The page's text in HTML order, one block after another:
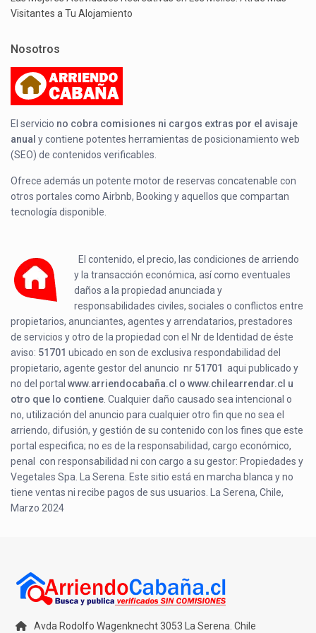
Visitantes a Tu Alojamiento
Nosotros
El servicio no cobra comisiones ni cargos extras por el avisaje
anual y contiene potentes herramientas de posicionamiento web
(SEO) de contenidos verificables.
Ofrece además un potente motor de reservas concatenable con
otros portales como Airbnb, Booking y aquellos que compartan
tecnología disponible.
El contenido, el precio, las condiciones de arriendo
y la transacción económica, así como eventuales
daños a la propiedad anunciada y
responsabilidades civiles, sociales o conflictos entre
propietarios, anunciantes, agentes y arrendatarios, prestadores
de servicios y otro de la propiedad con el Nr de Identidad de éste
aviso: 51701 ubicado enson de exclusiva respondabilidad del
propietario, agente gestor del anuncio nr 51701 aqui publicado y
no del portalwww.arriendocabaña.cl o www.chilearrendar.cl u
otro que lo contiene . Cualquier daño causado sea intencional o
no, utilización del anuncio para cualquier otro fin que no sea el
arriendo, difusión, y gestión de su contenido con los fines que este
portal especifica; no es de la responsabilidad, cargo económico,
penal con responsabilidad ni con cargo a su gestor: Propiedades y
Vegetales Spa. La Serena. Este sitio está en marcha blanca y no
tiene ventas ni recibe pagos de sus usuarios. La Serena, Chile,
Marzo 2024
Avda Rodolfo Wagenknecht 3053 La Serena. Chile